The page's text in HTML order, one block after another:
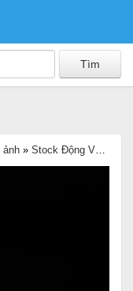
ảnh » Stock Động Vật »